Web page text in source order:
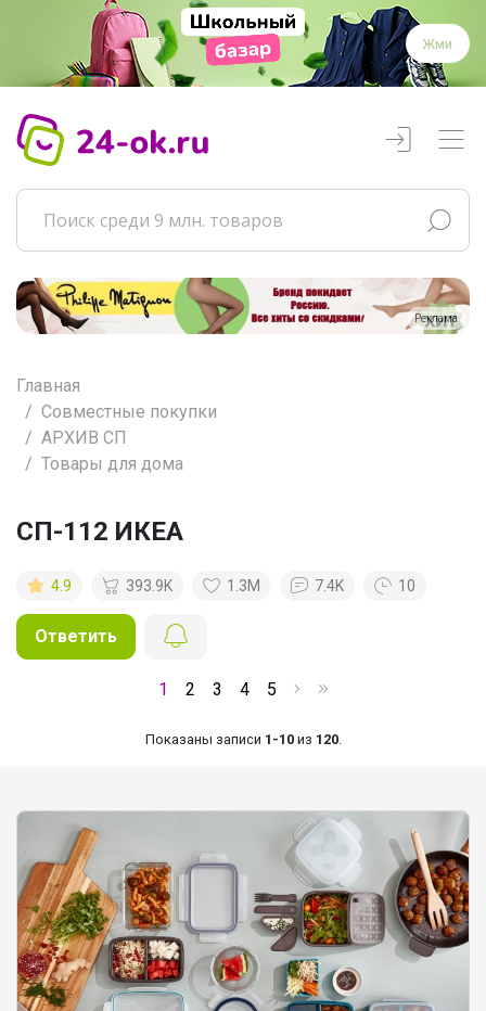
Жми
Реклама
Главная
Совместные покупки
АРХИВ СП
Товары для дома
СП-112 ИКЕА
4.9 393.9K 1.3M 7.4K 10
Ответить
1 2 3 4 5
Показаны записи 1-10из 120.